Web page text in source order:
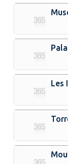
Les